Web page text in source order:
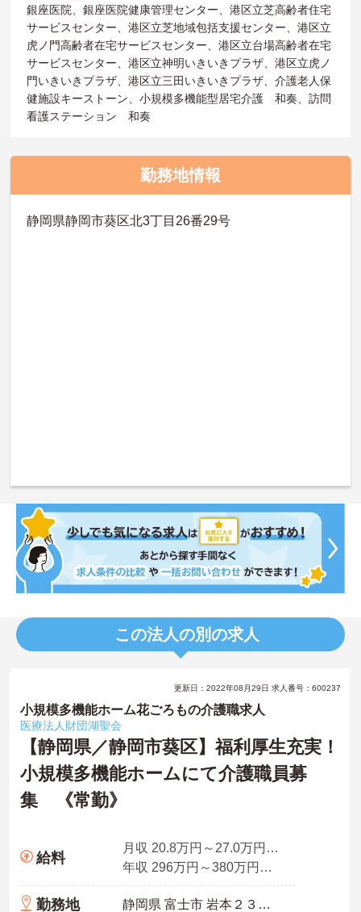
銀座医院、銀座医院健康管理センター、港区立芝高齢者住宅
サービスセンター、港区立芝地域包括支援センター、港区立
虎ノ門高齢者在宅サービスセンター、港区立台場高齢者在宅
サービスセンター、港区立神明いきいきプラザ、港区立虎ノ
門いきいきプラザ、港区立三田いきいきプラザ、介護老人保
健施設キーストーン、小規模多機能型居宅介護 和奏、訪問
看護ステーション 和奏
勤務地情報
静岡県静岡市葵区北3丁目26番29号
この法人の別の求人
更新日：2022年08月29日 求人番号：600237
小規模多機能ホーム花ごろもの介護職求人
医療法人財団湖聖会
【静岡県／静岡市葵区】福利厚生充実！
小規模多機能ホームにて介護職員募
集 《常勤》
給料
月収 20.8万円～27.0万円程度(諸手当込)
年収 296万円～380万円程度(諸手当込)
勤務地 静岡県 富士市 岩本２３２－２